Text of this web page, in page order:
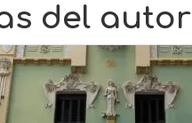
del autor